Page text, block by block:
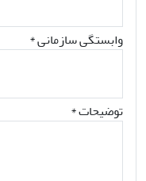
وابستگی سازمانی *
توضیحات *